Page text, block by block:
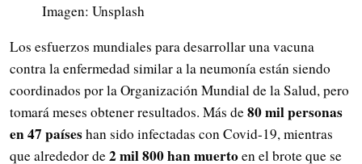
Imagen: Unsplash
Los esfuerzos mundiales para desarrollar una vacuna
contra la enfermedad similar a la neumonía están siendo
coordinados por la Organización Mundial de la Salud, pero
tomará meses obtener resultados. Más de80 mil personas
en 47 paíseshan sido infectadas con Covid-19, mientras
que alrededor de2 mil 800 han muertoen el brote que se